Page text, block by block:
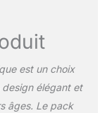
design ST
un
manche en
aux
positionner
est un choix
élégant et
âges. Le pack